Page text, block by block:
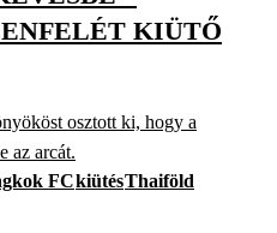
KIÜTŐ
osztott ki, hogy a
az arcát.
FCkiütésThaiföld